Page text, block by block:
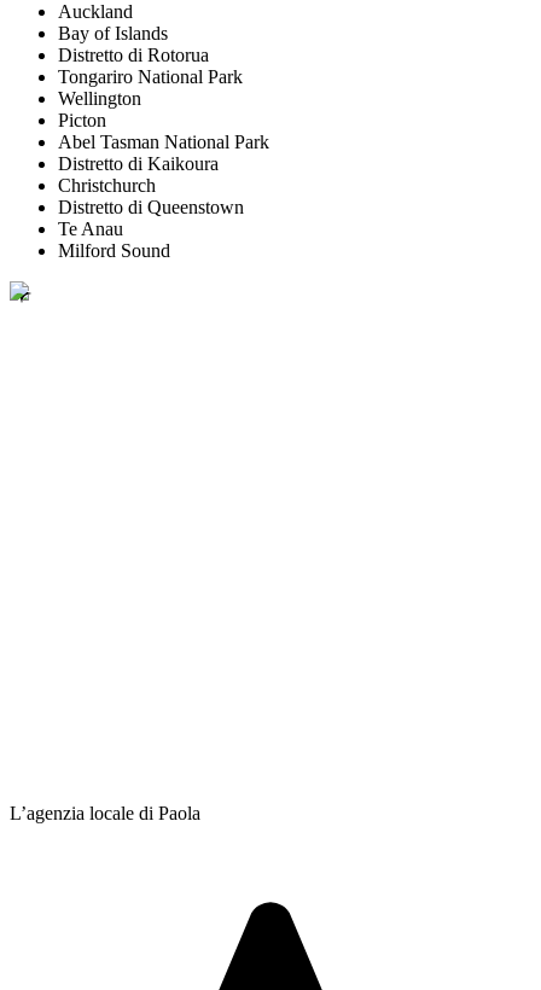
Auckland
Bay of Islands
Distretto di Rotorua
Tongariro National Park
Wellington
Picton
Abel Tasman National Park
Distretto di Kaikoura
Christchurch
Distretto di Queenstown
Te Anau
Milford Sound
L’agenzia locale di Paola